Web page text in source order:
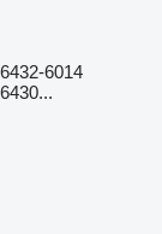
6014